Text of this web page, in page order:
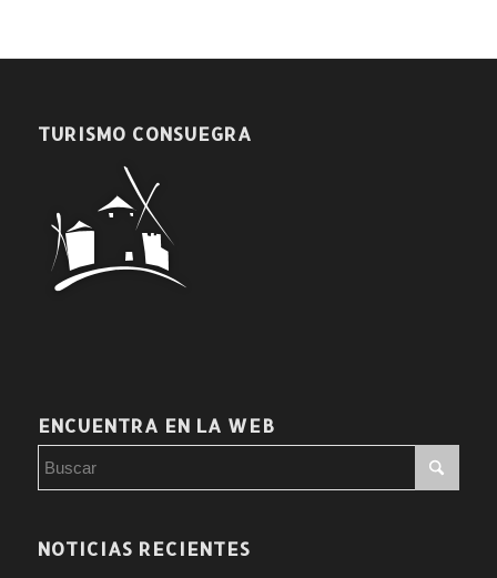
TURISMO CONSUEGRA
ENCUENTRA EN LA WEB
NOTICIAS RECIENTES